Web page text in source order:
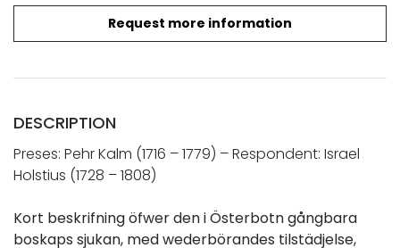
Request more information
DESCRIPTION
Preses: Pehr Kalm (1716 – 1779) – Respondent: Israel
Holstius (1728 – 1808)
Kort beskrifning öfwer den i Österbotn gångbara
boskaps sjukan, med wederbörandes tilstädjelse,